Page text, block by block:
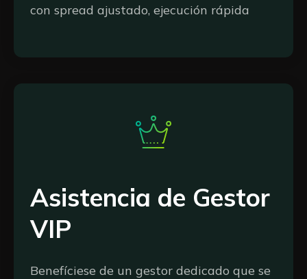
Asistencia de Gestor
VIP
Benefíciese de un gestor dedicado que se
con spread ajustado, ejecución rápida